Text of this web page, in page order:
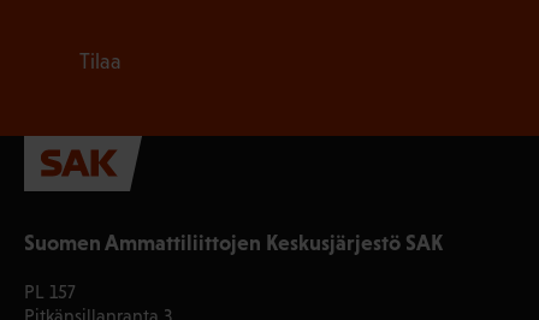
Suomen Ammattiliittojen Keskusjärjestö SAK
PL 157
Pitkänsillanranta 3
Tilaa